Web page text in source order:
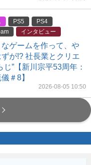
PS5
PS4
インタビュー
ゲームを作って、や
が!? 社長業とクリエ
”【新川宗平53周年：
＃8】
2026-08-05 10:50